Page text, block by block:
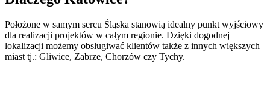
Położone w samym sercu Śląska stanowią idealny punkt wyjściowy
dla realizacji projektów w całym regionie. Dzięki dogodnej
lokalizacji możemy obsługiwać klientów także z innych większych
miast tj.: Gliwice, Zabrze, Chorzów czy Tychy.